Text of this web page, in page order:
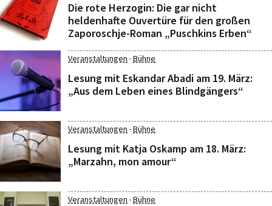
Die rote Herzogin: Die gar nicht
heldenhafte Ouvertüre für den großen
Zaporoschje-Roman „Puschkins Erben“
Veranstaltungen · Bühne
Lesung mit Eskandar Abadi am 19. März:
„Aus dem Leben eines Blindgängers“
Veranstaltungen · Bühne
Lesung mit Katja Oskamp am 18. März:
„Marzahn, mon amour“
Veranstaltungen · Bühne